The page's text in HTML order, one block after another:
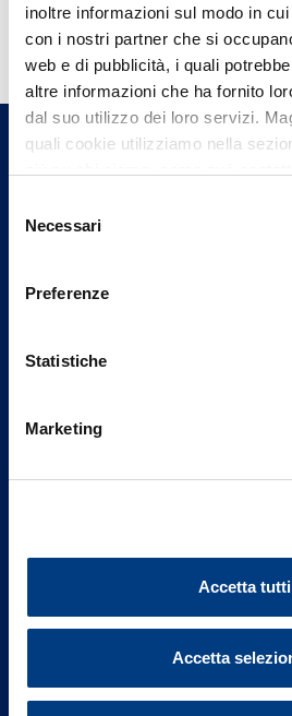
inoltre informazioni sul modo in
con i nostri partner che si
web e di pubblicità, i quali
altre informazioni che ha fornito
dal suo utilizzo dei loro servizi.
quali cookie utilizziamo nella
può trovare nel footer del sito nella
delNecessari
Preferenze
Statistiche
Marketing
Accetta tutti
Accetta
Hai bisogno di
informazioni?
Trova l'Agenzia più vicina
un nostro Agente.
Contattaci
Governance